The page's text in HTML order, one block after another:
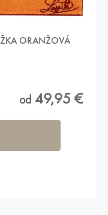
ORANŽOVÁ
od 49,95 €